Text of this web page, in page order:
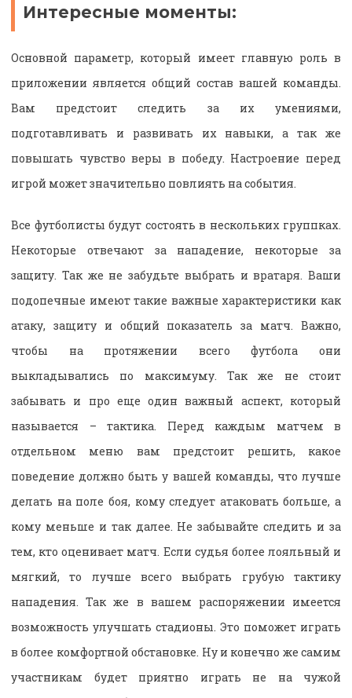
Интересные моменты:
Основной параметр, который имеет главную роль в
приложении является общий состав вашей команды.
Вам предстоит следить за их умениями,
подготавливать и развивать их навыки, а так же
повышать чувство веры в победу. Настроение перед
игрой может значительно повлиять на события.
Все футболисты будут состоять в нескольких группках.
Некоторые отвечают за нападение, некоторые за
защиту. Так же не забудьте выбрать и вратаря. Ваши
подопечные имеют такие важные характеристики как
атаку, защиту и общий показатель за матч. Важно,
чтобы на протяжении всего футбола они
выкладывались по максимуму. Так же не стоит
забывать и про еще один важный аспект, который
называется – тактика. Перед каждым матчем в
отдельном меню вам предстоит решить, какое
поведение должно быть у вашей команды, что лучше
делать на поле боя, кому следует атаковать больше, а
кому меньше и так далее. Не забывайте следить и за
тем, кто оценивает матч. Если судья более лояльный и
мягкий, то лучше всего выбрать грубую тактику
нападения. Так же в вашем распоряжении имеется
возможность улучшать стадионы. Это поможет играть
в более комфортной обстановке. Ну и конечно же самим
участникам будет приятно играть не на чужой